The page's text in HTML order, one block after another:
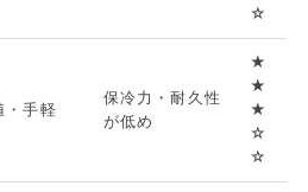
☆
・手軽
保冷力・耐久性
が低め
★
★
★
☆
☆